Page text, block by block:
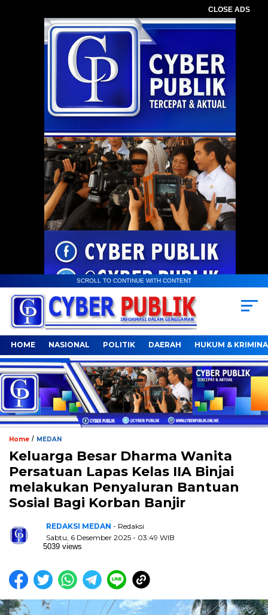
CLOSE ADS
SCROLL TO CONTINUE WITH CONTENT
HOME NASIONAL POLITIK DAERAH HUKUM &
Home / MEDAN
Keluarga Besar Dharma Wanita
Persatuan Lapas Kelas IIA Binjai
melakukan Penyaluran Bantuan
Sosial Bagi Korban Banjir
REDAKSI MEDAN - Redaksi
Sabtu, 6 Desember 2025 - 03:49 WIB
5039 views